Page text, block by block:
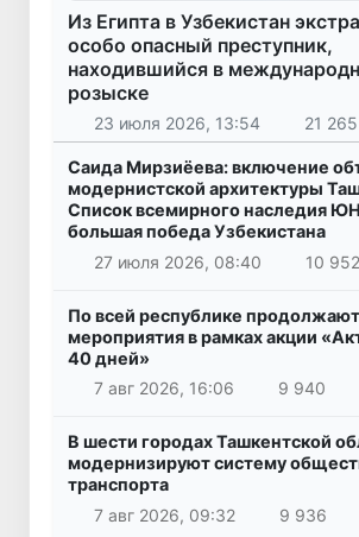
Из Египта в Узбекистан
особо опасный преступник,
находившийся в
розыске
23 июля 2026, 13:54 21 265
Саида Мирзиёева: включение
модернистской архитектуры
Список всемирного наследия
большая победа Узбекистана
27 июля 2026, 08:40
10 952
По всей республике
мероприятия в рамках акции
40 дней»
7 авг 2026, 16:06
9 940
В шести городах Ташкентской
модернизируют систему
транспорта
7 авг 2026, 09:32
9 936